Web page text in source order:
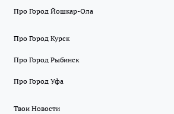
Про Город Йошкар-Ола
Про Город Курск
Про Город Рыбинск
Про Город Уфа
Твои Новости